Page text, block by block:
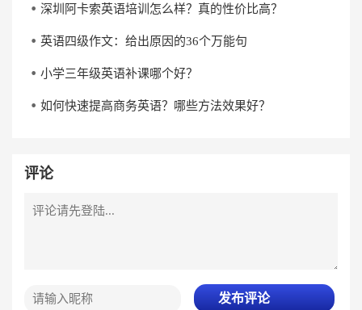
深圳阿卡索英语培训怎么样？真的性价比高？
英语四级作文：给出原因的36个万能句
小学三年级英语补课哪个好？
如何快速提高商务英语？哪些方法效果好？
评论
发布评论